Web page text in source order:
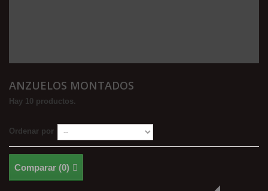
ANZUELOS MONTADOS
Hay 10 productos.
Ordenar por
Comparar (0)